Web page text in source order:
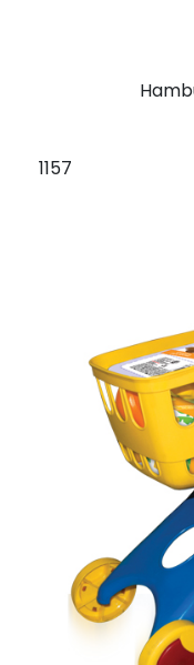
1157